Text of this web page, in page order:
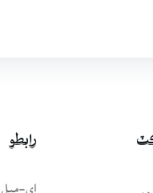
رابطو
اي-ميل: